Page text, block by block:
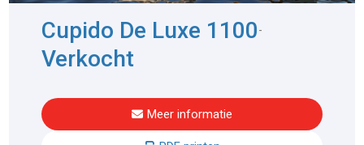
Cupido De Luxe 1100-
Verkocht
Meer informatie